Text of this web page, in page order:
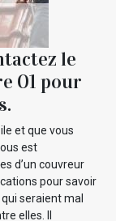
le
01 pour
et que vous
est
d’un couvreur
pour savoir
seraient mal
elles. Il